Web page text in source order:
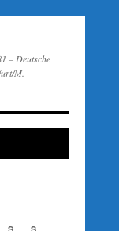
– Deutsche
M.